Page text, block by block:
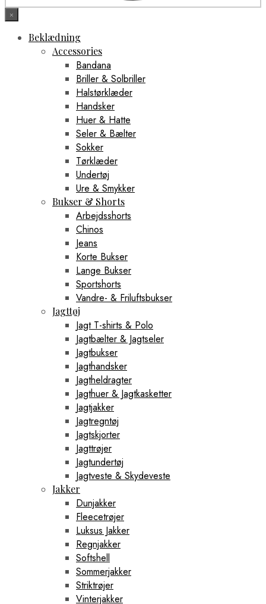
×
Beklædning
Accessories
Bandana
Briller & Solbriller
Halstørklæder
Handsker
Huer & Hatte
Seler & Bælter
Sokker
Tørklæder
Undertøj
Ure & Smykker
Bukser & Shorts
Arbejdsshorts
Chinos
Jeans
Korte Bukser
Lange Bukser
Sportshorts
Vandre- & Friluftsbukser
Jagttøj
Jagt T-shirts & Polo
Jagtbælter & Jagtseler
Jagtbukser
Jagthandsker
Jagtheldragter
Jagthuer & Jagtkasketter
Jagtjakker
Jagtregntøj
Jagtskjorter
Jagttrøjer
Jagtundertøj
Jagtveste & Skydeveste
Jakker
Dunjakker
Fleecetrøjer
Luksus Jakker
Regnjakker
Softshell
Sommerjakker
Striktrøjer
Vinterjakker